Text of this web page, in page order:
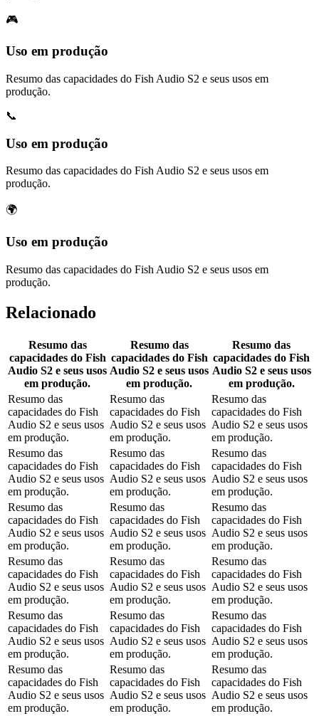
🎮
Uso em produção
Resumo das capacidades do Fish Audio S2 e seus usos em
produção.
📞
Uso em produção
Resumo das capacidades do Fish Audio S2 e seus usos em
produção.
🌍
Uso em produção
Resumo das capacidades do Fish Audio S2 e seus usos em
produção.
Relacionado
Resumo das
capacidades do Fish
Audio S2 e seus usos
em produção.
Resumo das
capacidades do Fish
Audio S2 e seus usos
em produção.
Resumo das
capacidades do Fish
Audio S2 e seus usos
em produção.
Resumo das
capacidades do Fish
Audio S2 e seus usos
em produção.
Resumo das
capacidades do Fish
Audio S2 e seus usos
em produção.
Resumo das
capacidades do Fish
Audio S2 e seus usos
em produção.
Resumo das
capacidades do Fish
Audio S2 e seus usos
em produção.
Resumo das
capacidades do Fish
Audio S2 e seus usos
em produção.
Resumo das
capacidades do Fish
Audio S2 e seus usos
em produção.
Resumo das
capacidades do Fish
Audio S2 e seus usos
em produção.
Resumo das
capacidades do Fish
Audio S2 e seus usos
em produção.
Resumo das
capacidades do Fish
Audio S2 e seus usos
em produção.
Resumo das
capacidades do Fish
Audio S2 e seus usos
em produção.
Resumo das
capacidades do Fish
Audio S2 e seus usos
em produção.
Resumo das
capacidades do Fish
Audio S2 e seus usos
em produção.
Resumo das
capacidades do Fish
Audio S2 e seus usos
em produção.
Resumo das
capacidades do Fish
Audio S2 e seus usos
em produção.
Resumo das
capacidades do Fish
Audio S2 e seus usos
em produção.
Resumo das
capacidades do Fish
Audio S2 e seus usos
em produção.
Resumo das
capacidades do Fish
Audio S2 e seus usos
em produção.
Resumo das
capacidades do Fish
Audio S2 e seus usos
em produção.